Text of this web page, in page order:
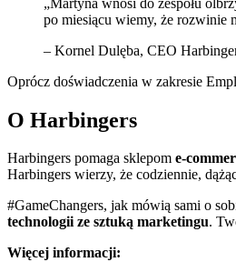
po miesiącu wiemy, że rozwinie
– Kornel Dulęba, CEO
Oprócz doświadczenia w zakresie
O Harbingers
Harbingers pomaga sklepom e-
Harbingers wierzy, że codziennie,
#GameChangers, jak mówią sami o
technologii ze sztuką marketingu.
Więcej informacji: